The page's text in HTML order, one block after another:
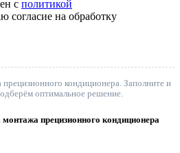
с политикой
согласие на обработку
кондиционера. Заполните и
оптимальное решение.
прецизионного кондиционера